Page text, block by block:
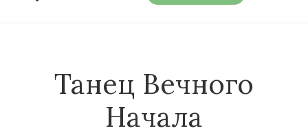
Танец Вечного
Начала